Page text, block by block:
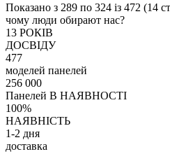
Показано з 289 по 324 із 472 (14
чому люди обирают нас?
13 РОКІВ
ДОСВІДУ
477
моделей панелей
256 000
Панелей В НАЯВНОСТІ
100%
НАЯВНІСТЬ
1-2 дня
доставка